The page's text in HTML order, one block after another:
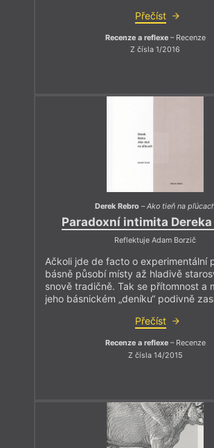
Přečíst
Recenze a reflexe– Recenze
Z čísla 1/2016
Derek Rebro –Ako tieň na
Paradoxní intimita Dereka
Reflektuje Adam Borzič
Ačkoli jde de facto o experimentální
básně působí místy až hladivě
snově tradičně. Tak se přítomnost a
jeho básnickém „deníku“ podivně
Přečíst
Recenze a reflexe– Recenze
Z čísla 14/2015